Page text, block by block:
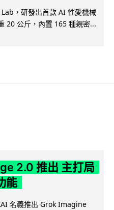
，研發出首款 AI 性愛機械
20 公斤，內置 165 種親密...
2.0 推出 主打局
能
名義推出 Grok Imagine